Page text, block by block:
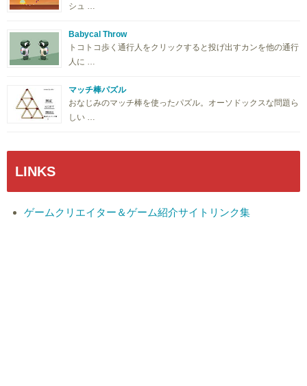
シュ …
Babycal Throw
トコトコ歩く通行人をクリックすると投げ出すカンを他の通行
人に …
マッチ棒パズル
おなじみのマッチ棒を使ったパズル。オーソドックスな問題ら
しい …
LINKS
ゲームクリエイター＆ゲーム紹介サイトリンク集